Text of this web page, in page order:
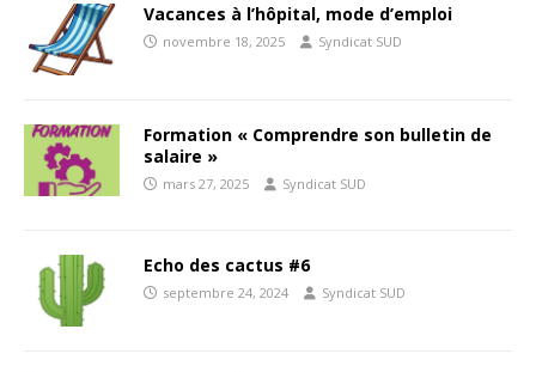
Vacances à l’hôpital, mode d’emploi
novembre 18, 2025 Syndicat SUD
Formation « Comprendre son bulletin de
salaire »
mars 27, 2025 Syndicat SUD
Echo des cactus #6
septembre 24, 2024 Syndicat SUD